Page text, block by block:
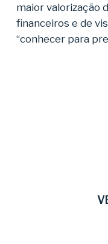
maior valorização
financeiros e de
“conhecer para